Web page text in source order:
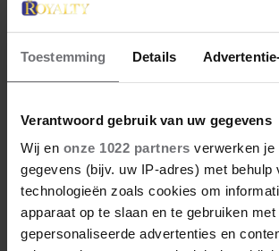
Toestemming Details
Verantwoord gebruik van uw gegevens
Wij en onze 1022 partners verwerken je
gegevens (bijv. uw IP-adres) met behulp
technologieën zoals cookies om
apparaat op te slaan en te gebruiken met
gepersonaliseerde advertenties en
28 april 2026
DÍT ZIJN FAVORIETE
RESTAURANTS VAN